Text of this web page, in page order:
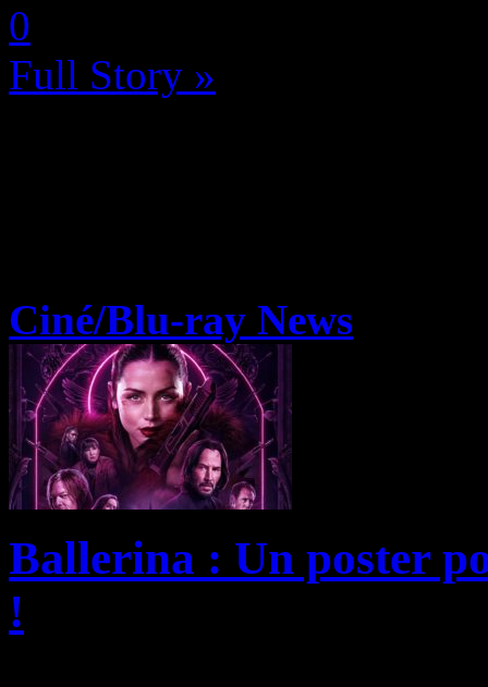
0
Full Story »
Ciné/Blu-ray News
Ballerina : Un poster
!